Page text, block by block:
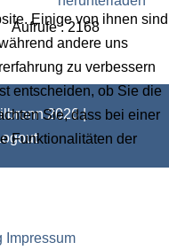
Aufrufe: 2168
2026 |
Einige von ihnen sind
andere uns
zu verbessern
entscheiden, ob Sie die
Sie, dass bei einer
Funktionalitäten der
Impressum